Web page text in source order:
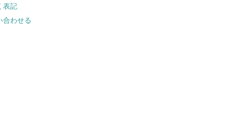
表記
合わせる